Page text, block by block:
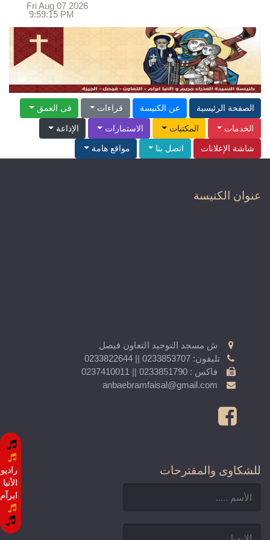
Fri Aug 07 2026
9:59:15 PM
الصفحة الرئيسية عن الكنيسة قراءات فى العمق
الخدمات المكتبات الاستمارات الإذاعة
شاشة الإعلانات اتصل بنا مواقع هامة
عنوان الكنيسة
ش مسجد التوحيد التعاون فيصل
تليفون: 0233853707 || 0233822644
فاكس : 0233851790 || 0237410011
anbaebramfaisal@gmail.com
للشكاوى والمقترحات
راديو
الأنبا
ابرآم